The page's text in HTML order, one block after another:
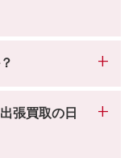
張買取の日